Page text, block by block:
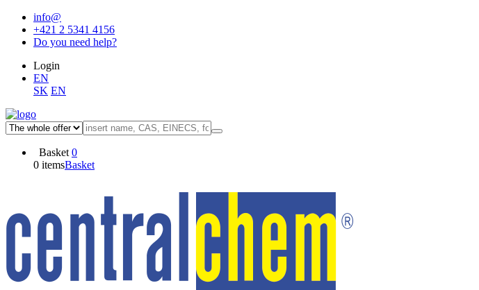
info@
+421 2 5341 4156
Do you need help?
Login
EN
SK EN
Basket 0
0 itemsBasket